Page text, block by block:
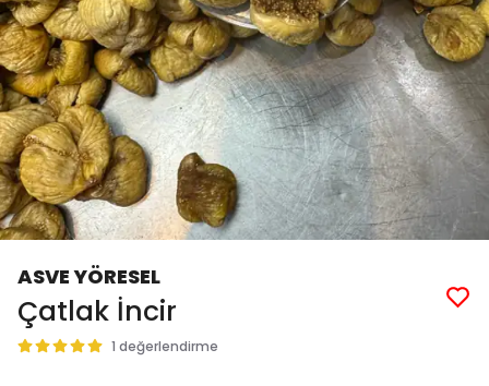
ASVE YÖRESEL
Çatlak İncir
1 değerlendirme